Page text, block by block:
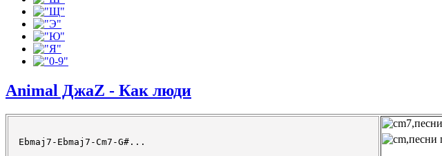
Animal ДжаZ - Как люди
Ebmaj7-Ebmaj7-Cm7-G#...